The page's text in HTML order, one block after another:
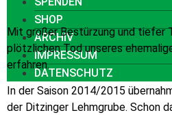
SHOP
ARCHIV
IMPRESSUM
DATENSCHUTZ
Mit großer Bestürzung und tiefer
plötzlichen Tod unseres
erfahren.
In der Saison 2014/2015
der Ditzinger Lehmgrube. Schon